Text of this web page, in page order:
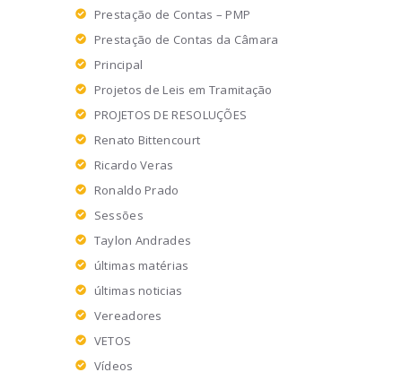
Prestação de Contas – PMP
Prestação de Contas da Câmara
Principal
Projetos de Leis em Tramitação
PROJETOS DE RESOLUÇÕES
Renato Bittencourt
Ricardo Veras
Ronaldo Prado
Sessões
Taylon Andrades
últimas matérias
últimas noticias
Vereadores
VETOS
Vídeos